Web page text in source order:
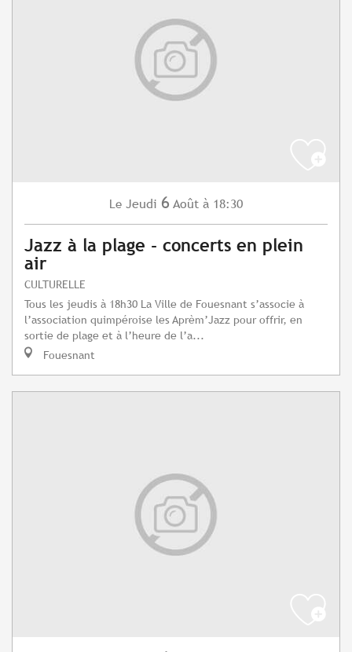
Le Jeudi 6 Août à 18:30
Jazz à la plage - concerts en plein
air
CULTURELLE
Tous les jeudis à 18h30 La Ville de Fouesnant s’associe à
l’association quimpéroise les Aprèm’Jazz pour offrir, en
sortie de plage et à l’heure de l’a...
Fouesnant